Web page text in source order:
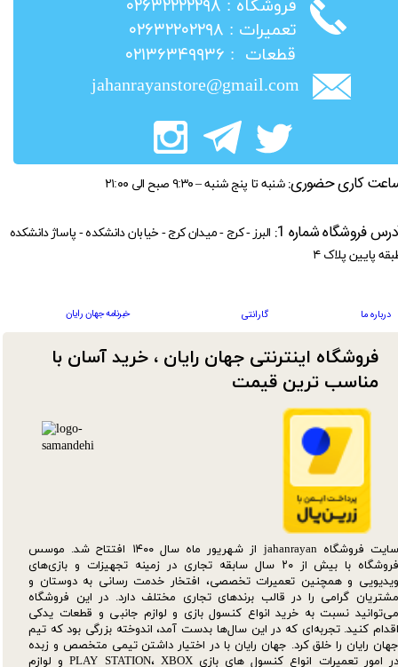
​فروشگاه : ۰۲۶۳۲۲۲۲۲۹۸
​تعمیرات : ۰۲۶۳۲۲۰۲۲۹۸
​قطعات : ۰۲۱۳۶۳۴۹۹۳۶
jahanrayanstore@gmail.com
سایت فروشگاه jahanrayan از شهریور ماه سال ۱۴۰۰ افتتاح شد. موسس
فروشگاه با بیش از ۲۰ سال سابقه تجاری در زمینه تجهیزات و بازی‌های
ویدیویی و همچنین تعمیرات تخصصی، افتخار خدمت رسانی به دوستان و
مشتریان گرامی را در قالب برندهای تجاری مختلف دارد. در این فروشگاه
می‌توانید نسبت به خرید انواع کنسول بازی و لوازم جانبی و قطعات یدکی‌
اقدام کنید. تجربه‌ای که در این سال‌ها بدست آمد، اندوخته بزرگی بود که تیم
جهان رایان را خلق کرد. جهان رایان با در اختیار داشتن تیمی متخصص و زبده
در امور تعمیرات انواع کنسول های بازی PLAY STATION، XBOX و لوازم
فروشگاه اینترنتی جهان رایان ، خرید آسان با
مناسب ترین قیمت​​​​​​​
کاری حضوری: شنبه تا پنج شنبه – ۹:۳۰ صبح الی ۲۱:۰۰
درباره ما گارانتی خبرنامه جهان رایان
فروشگاه شماره 1:
البرز - کرج - میدان کرج - خیابان دانشکده - پاساژ دانشکده
پایین پلاک ۴